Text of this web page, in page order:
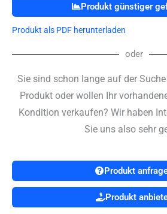
Produkt günstiger
Produkt als PDF herunterladen
oder
Sie sind schon lange auf der
Produkt oder wollen Ihr
Kondition verkaufen? Wir haben
Sie uns also sehr
Produkt
Produkt